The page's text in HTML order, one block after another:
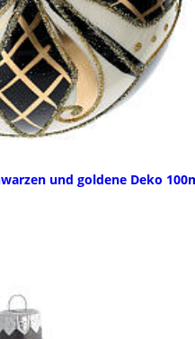
und goldene Deko